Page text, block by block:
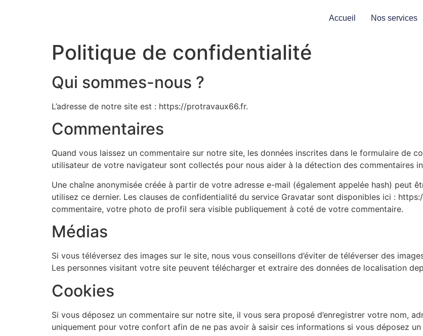
Accueil Nos services
Politique de confidentialité
Qui sommes-nous ?
L’adresse de notre site est : https://protravaux66.fr.
Commentaires
Quand vous laissez un commentaire sur notre site, les données inscrites dans le formulaire de
utilisateur de votre navigateur sont collectés pour nous aider à la détection des commentaires
Une chaîne anonymisée créée à partir de votre adresse e-mail (également appelée hash) peut
utilisez ce dernier. Les clauses de confidentialité du service Gravatar sont disponibles ici :
commentaire, votre photo de profil sera visible publiquement à coté de votre commentaire.
Médias
Si vous téléversez des images sur le site, nous vous conseillons d’éviter de téléverser des
Les personnes visitant votre site peuvent télécharger et extraire des données de localisation
Cookies
Si vous déposez un commentaire sur notre site, il vous sera proposé d’enregistrer votre nom,
uniquement pour votre confort afin de ne pas avoir à saisir ces informations si vous déposez